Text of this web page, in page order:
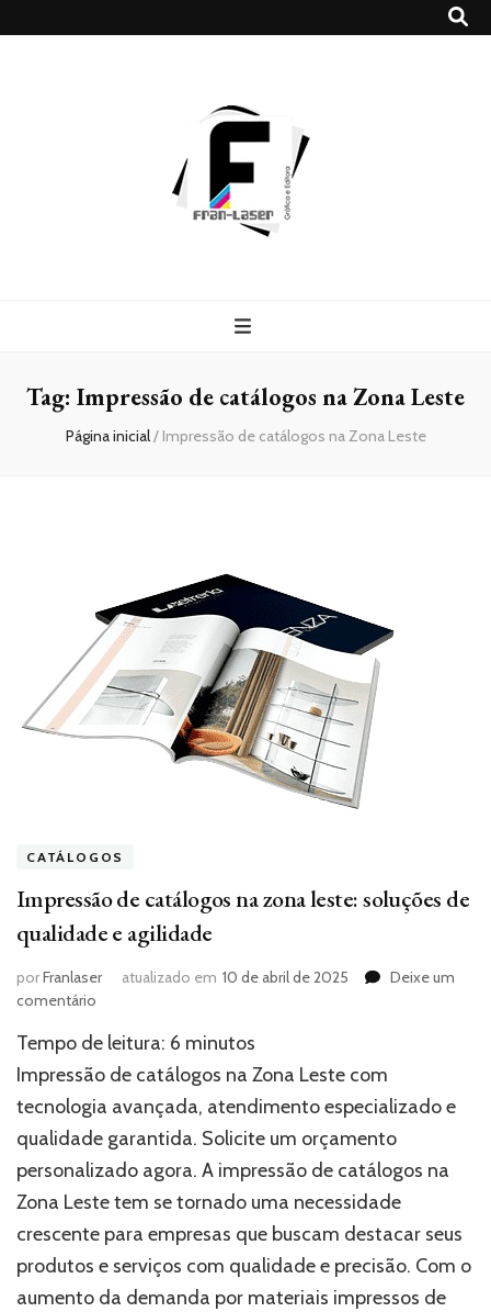
Tag: Impressão de catálogos na Zona Leste
Página inicial/ Impressão de catálogos na Zona Leste
CATÁLOGOS
Impressão de catálogos na zona leste: soluções de
qualidade e agilidade
porFranlaser atualizado em 10 de abril de 2025
Deixe um
comentário
de
catálogos
zona
leste:
soluções
de
qualidade
e
Tempo de leitura: 6 minutos
Impressão de catálogos na Zona Leste com
tecnologia avançada, atendimento especializado e
qualidade garantida. Solicite um orçamento
personalizado agora. A impressão de catálogos na
Zona Leste tem se tornado uma necessidade
crescente para empresas que buscam destacar seus
produtos e serviços com qualidade e precisão. Com o
aumento da demanda por materiais impressos de